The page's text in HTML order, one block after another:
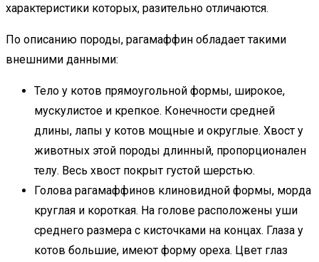
характеристики которых, разительно отличаются.
По описанию породы, рагамаффин обладает такими
внешними данными:
Тело у котов прямоугольной формы, широкое,
мускулистое и крепкое. Конечности средней
длины, лапы у котов мощные и округлые. Хвост у
животных этой породы длинный, пропорционален
телу. Весь хвост покрыт густой шерстью.
Голова рагамаффинов клиновидной формы, морда
круглая и короткая. На голове расположены уши
среднего размера с кисточками на концах. Глаза у
котов большие, имеют форму ореха. Цвет глаз